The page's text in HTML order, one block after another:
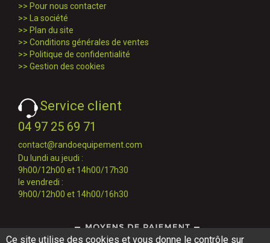
>> Pour nous contacter
>>
La société
>> Plan du site
>> Conditions générales de ventes
>> Politique de confidentialité
>> Gestion des cookies
Service client
04 97 25 69 71
contact@randoequipement.com
Du lundi au jeudi :
9h00/12h00 et 14h00/17h30
le vendredi :
9h00/12h00 et 14h00/16h30
Ce site utilise des cookies et vous donne le contrôle sur